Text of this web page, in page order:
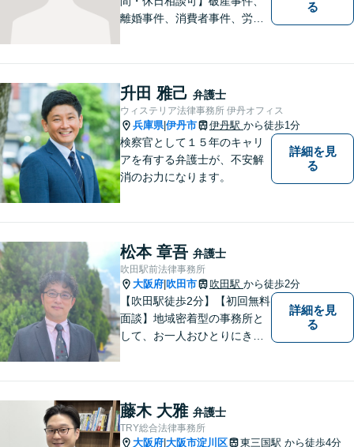
離婚事件、消費者事件、労働
してまいります。まずは一度
ご相談ください【完全個室】
【法テラス利用可】
る
升田 雅己 弁護士
ウィステリア法律事務所 伊丹オフィス
兵庫県|伊丹市 伊丹駅 から徒歩1分
検察官として１５年のキャリ
アを有する弁護士が、不安解
消のお力になります。
詳細を見
る
松本 章吾 弁護士
吹田駅前法律事務所
大阪府 吹田市 吹田駅 から徒歩2分
【吹田駅徒歩2分】【初回無料
面談】地域密着型の事務所と
して、お一人おひとりにきめ
ごとに対応！まずは無料相談
にお越しください。【完全個
室対応】
詳細を見
る
藤木 大雅 弁護士
TRY総合法律事務所
大阪府 大阪市淀川区 東三国駅 から徒歩4分